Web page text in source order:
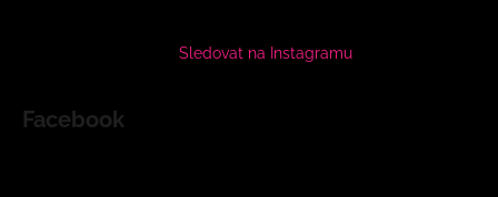
Sledovat na Instagramu
Facebook